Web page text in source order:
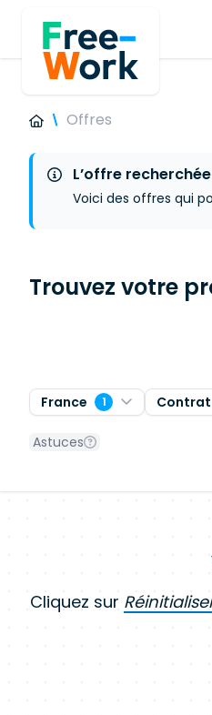
Offres
L’offre
Voici des offres qui
Trouvez votre
France 1 Contrat
Astuces
Cliquez sur